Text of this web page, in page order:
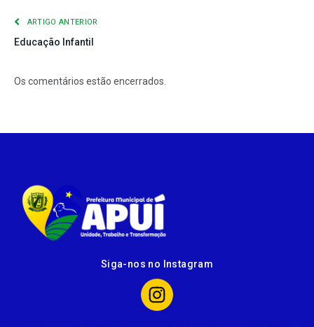
ARTIGO ANTERIOR
Educação Infantil
Os comentários estão encerrados.
Siga-nos no Instagram